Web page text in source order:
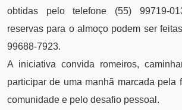
obtidas pelo telefone (55) 99719-
reservas para o almoço podem ser
99688-7923.
A iniciativa convida romeiros,
participar de uma manhã marcada pela
comunidade e pelo desafio pessoal.